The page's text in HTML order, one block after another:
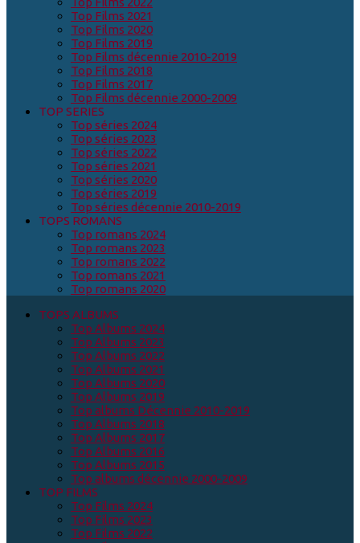
Top Films 2021
Top Films 2020
Top Films 2019
Top Films décennie 2010-2019
Top Films 2018
Top Films 2017
Top Films décennie 2000-2009
TOP SERIES
Top séries 2024
Top séries 2023
Top séries 2022
Top séries 2021
Top séries 2020
Top séries 2019
Top séries décennie 2010-2019
TOPS ROMANS
Top romans 2024
Top romans 2023
Top romans 2022
Top romans 2021
Top romans 2020
TOPS ALBUMS
Top Albums 2024
Top Albums 2023
Top Albums 2022
Top Albums 2021
Top Albums 2020
Top Albums 2019
Top albums Décennie 2010-2019
Top Albums 2018
Top Albums 2017
Top Albums 2016
Top Albums 2015
Top albums décennie 2000-2009
TOP FILMS
Top Films 2024
Top Films 2023
Top Films 2022